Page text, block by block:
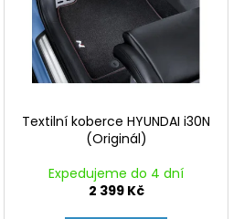
Textilní koberce HYUNDAI i30N
(Originál)
Expedujeme do 4 dní
2 399 Kč